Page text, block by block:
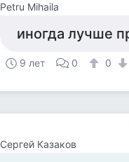
Petru Mihaila
иногда лучше
9 лет 0 0
Сергей Казаков